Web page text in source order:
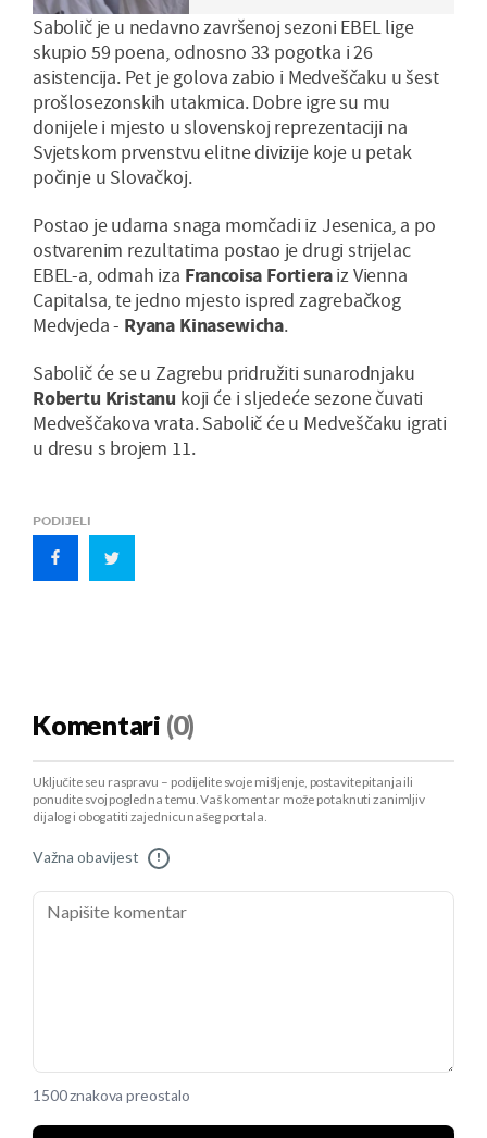
Sabolič je u nedavno završenoj sezoni EBEL lige
skupio 59 poena, odnosno 33 pogotka i 26
asistencija. Pet je golova zabio i Medveščaku u šest
prošlosezonskih utakmica. Dobre igre su mu
donijele i mjesto u slovenskoj reprezentaciji na
Svjetskom prvenstvu elitne divizije koje u petak
počinje u Slovačkoj.
Postao je udarna snaga momčadi iz Jesenica, a po
ostvarenim rezultatima postao je drugi strijelac
EBEL-a, odmah iza Francoisa Fortieraiz Vienna
Capitalsa, te jedno mjesto ispred zagrebačkog
Medvjeda - Ryana Kinasewicha.
Sabolič će se u Zagrebu pridružiti sunarodnjaku
Robertu Kristanu koji će i sljedeće sezone čuvati
Medveščakova vrata. Sabolič će u Medveščaku igrati
u dresu s brojem 11.
PODIJELI
Komentari (0)
Uključite se u raspravu – podijelite svoje mišljenje, postavite pitanja ili
ponudite svoj pogled na temu. Vaš komentar može potaknuti zanimljiv
dijalog i obogatiti zajednicu našeg portala.
Važna obavijest !
1500 znakova preostalo